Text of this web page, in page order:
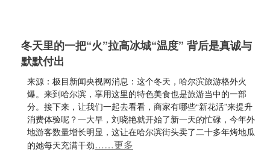
冬天里的一把“火”拉高冰城“温度” 背后是真诚与
默默付出
来源：极目新闻央视网消息：这个冬天，哈尔滨旅游格外火
爆。来到哈尔滨，享用这里的特色美食也是旅游当中的一部
分。接下来，让我们一起去看看，商家有哪些“新花活”来提升
消费体验呢？一大早，刘晓艳就开始了新一天的忙碌，今年外
地游客数量增长明显，这让在哈尔滨街头卖了二十多年烤地瓜
的她每天充满干劲……更多